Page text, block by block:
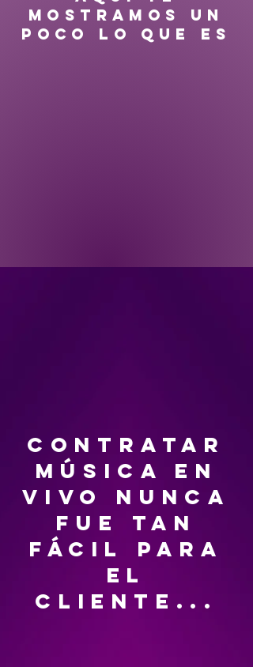
MOSTRAMOS UN
POCO LO QUE ES
contratar
música en
vivo nunca
fue tan
fácil para
el
cliente...